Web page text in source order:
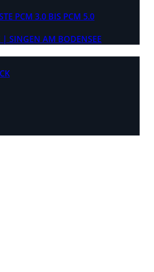
PCM 3.0 BIS PCM 5.0
SINGEN AM BODENSEE